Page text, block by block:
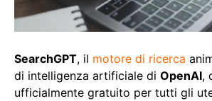
SearchGPT, il motore di ricerca
di intelligenza artificiale di OpenAI,
ufficialmente gratuito per tutti gli